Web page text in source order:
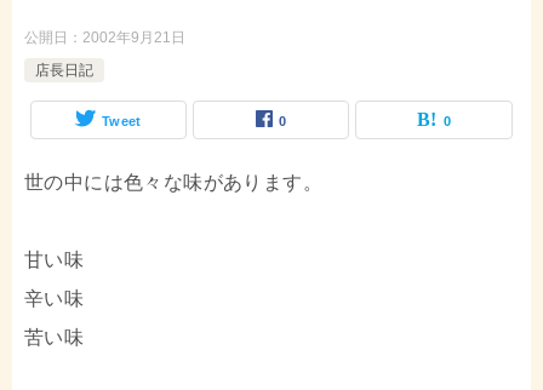
公開日： 2002年9月21日
店長日記
Tweet 0 0
世の中には色々な味があります。
甘い味
辛い味
苦い味